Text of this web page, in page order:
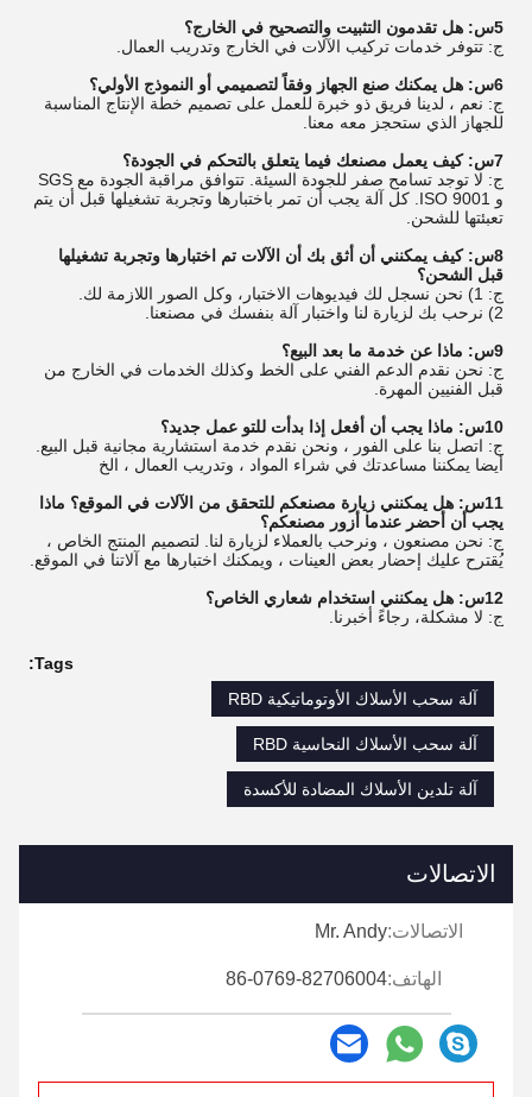
5س: هل تقدمون التثبيت والتصحيح في الخارج؟
ج: تتوفر خدمات تركيب الآلات في الخارج وتدريب العمال.
6س: هل يمكنك صنع الجهاز وفقاً لتصميمي أو النموذج الأولي؟
ج: نعم ، لدينا فريق ذو خبرة للعمل على تصميم خطة الإنتاج المناسبة
للجهاز الذي ستحجز معه معنا.
7س: كيف يعمل مصنعك فيما يتعلق بالتحكم في الجودة؟
ج: لا توجد تسامح صفر للجودة السيئة. تتوافق مراقبة الجودة مع SGS
و ISO 9001. كل آلة يجب أن تمر باختبارها وتجربة تشغيلها قبل أن يتم
تعبئتها للشحن.
8س: كيف يمكنني أن أثق بك أن الآلات تم اختبارها وتجربة تشغيلها
قبل الشحن؟
ج: 1) نحن نسجل لك فيديوهات الاختبار، وكل الصور اللازمة لك.
2) نرحب بك لزيارة لنا واختبار آلة بنفسك في مصنعنا.
9س: ماذا عن خدمة ما بعد البيع؟
ج: نحن نقدم الدعم الفني على الخط وكذلك الخدمات في الخارج من
قبل الفنيين المهرة.
10س: ماذا يجب أن أفعل إذا بدأت للتو عمل جديد؟
ج: اتصل بنا على الفور ، ونحن نقدم خدمة استشارية مجانية قبل البيع.
أيضا يمكننا مساعدتك في شراء المواد ، وتدريب العمال ، الخ
11س: هل يمكنني زيارة مصنعكم للتحقق من الآلات في الموقع؟ ماذا
يجب أن أحضر عندما أزور مصنعكم؟
ج: نحن مصنعون ، ونرحب بالعملاء لزيارة لنا. لتصميم المنتج الخاص ،
يُقترح عليك إحضار بعض العينات ، ويمكنك اختبارها مع آلاتنا في الموقع.
12س: هل يمكنني استخدام شعاري الخاص؟
ج: لا مشكلة، رجاءً أخبرنا.
Tags:
آلة سحب الأسلاك الأوتوماتيكية RBD
آلة سحب الأسلاك النحاسية RBD
آلة تلدين الأسلاك المضادة للأكسدة
الاتصالات
الاتصالات:Mr. Andy
الهاتف:86-0769-82706004